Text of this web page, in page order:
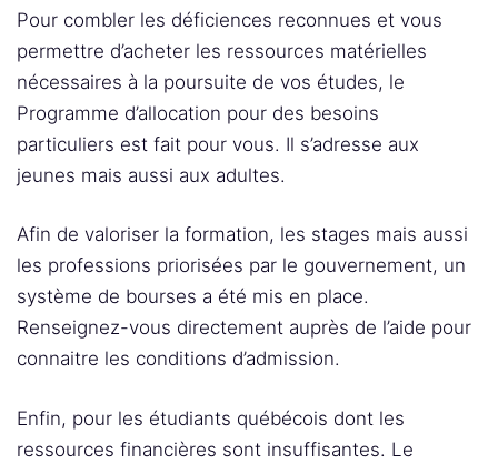
Pour combler les déficiences reconnues et vous
permettre d’acheter les ressources matérielles
nécessaires à la poursuite de vos études, le
Programme d’allocation pour des besoins
particuliers est fait pour vous. Il s’adresse aux
jeunes mais aussi aux adultes.
Afin de valoriser la formation, les stages mais aussi
les professions priorisées par le gouvernement, un
système de bourses a été mis en place.
Renseignez-vous directement auprès de l’aide pour
connaitre les conditions d’admission.
Enfin, pour les étudiants québécois dont les
ressources financières sont insuffisantes. Le